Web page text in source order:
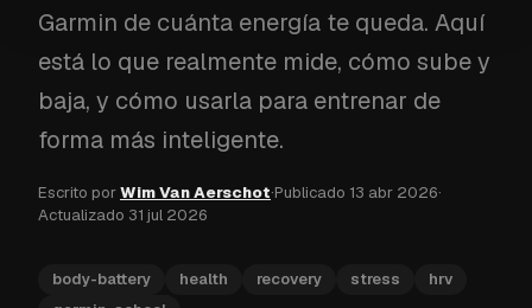
Garmin de cuánta energía te queda. Aquí
está lo que realmente mide, cómo sube y
baja, y cómo usarla para entrenar de
forma más inteligente.
Escrito porWim Van Aerschot·Publicado 13 abr 2026·
Actualizado 31 jul 2026
body-battery health recovery stress
hrv